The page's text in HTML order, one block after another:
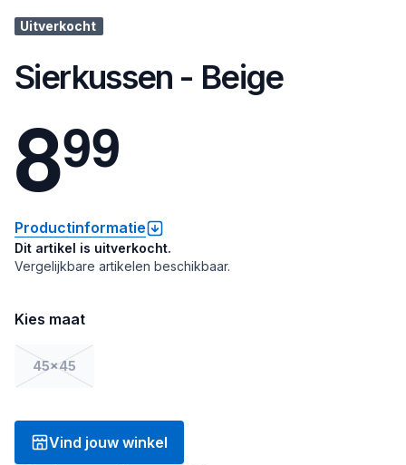
Uitverkocht
Sierkussen - Beige
899
Productinformatie
Dit artikel is uitverkocht.
Vergelijkbare artikelen beschikbaar.
Kies maat
45x45
Vind jouw winkel